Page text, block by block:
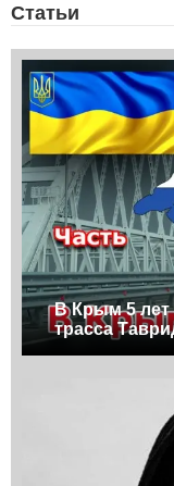
Статьи
В Крым 5 лет
трасса